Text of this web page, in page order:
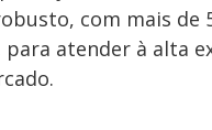
com mais de
atender à alta